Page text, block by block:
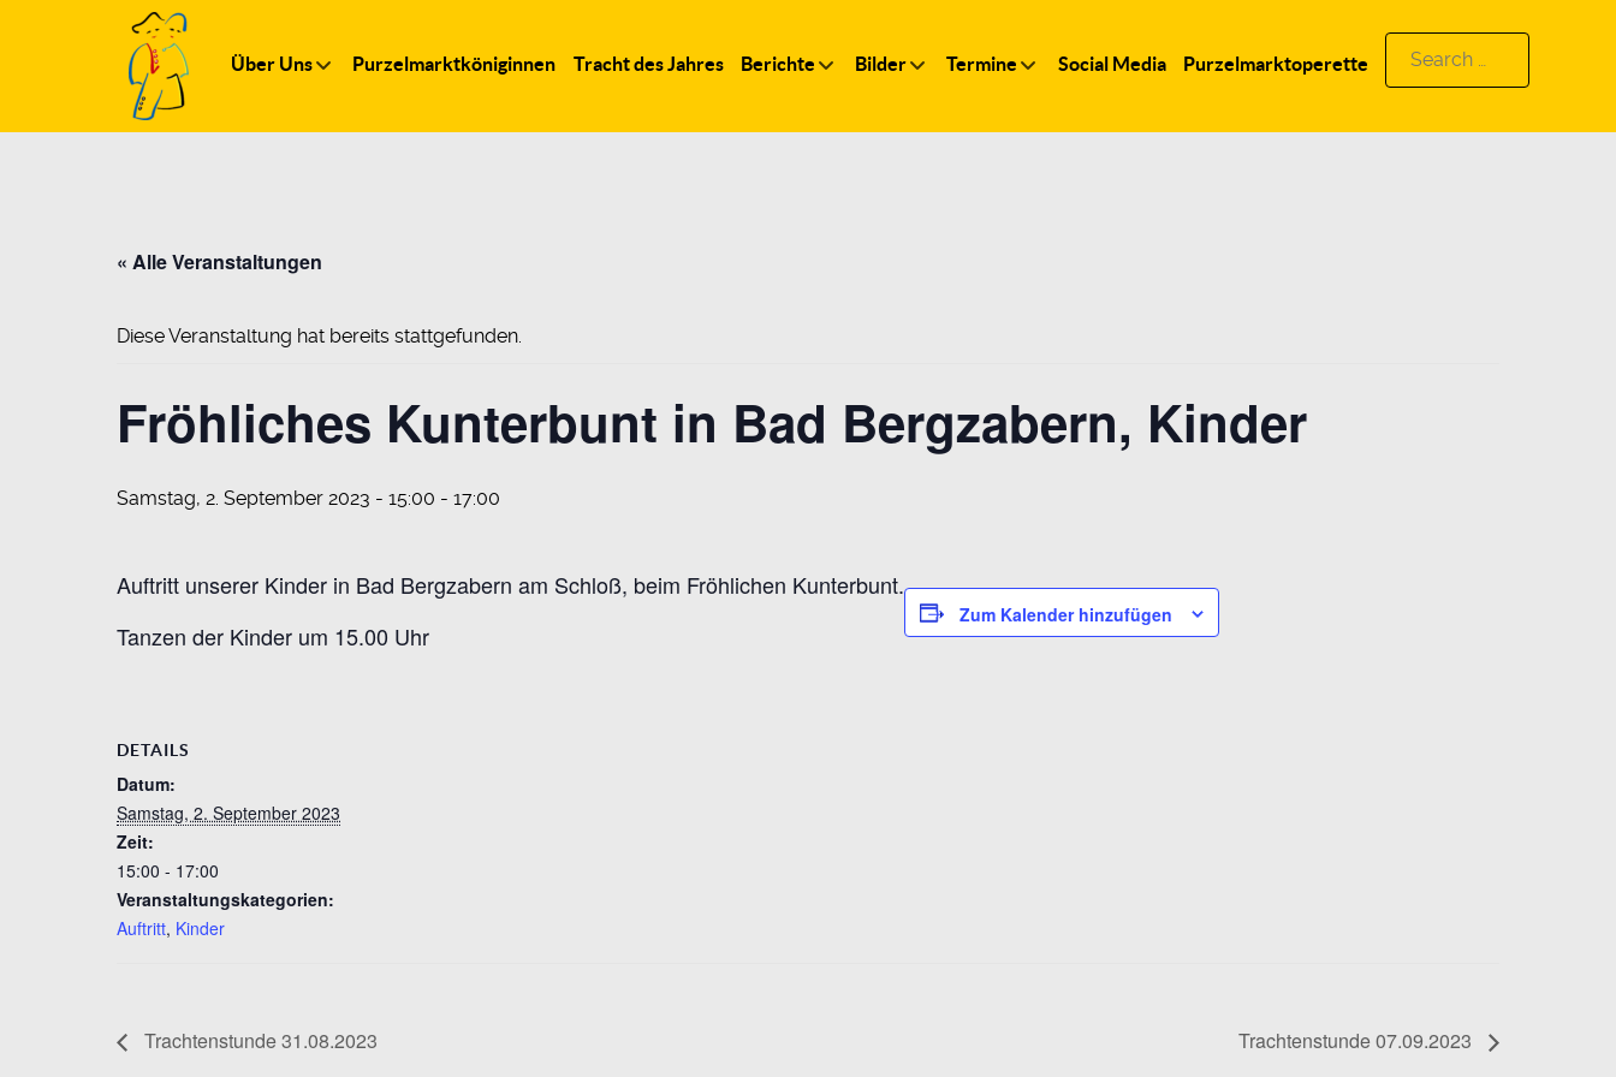
Über Uns Purzelmarktköniginnen Tracht des Jahres Berichte Bilder Termine Social Media Purzelmarktoperette
Search
for:
« Alle Veranstaltungen
Diese Veranstaltung hat bereits stattgefunden.
Fröhliches Kunterbunt in Bad Bergzabern, Kinder
Samstag, 2. September 2023 - 15:00 - 17:00
Auftritt unserer Kinder in Bad Bergzabern am Schloß, beim Fröhlichen Kunterbunt.
Tanzen der Kinder um 15.00 Uhr
Zum Kalender hinzufügen
DETAILS
Datum:
Samstag, 2. September 2023
Zeit:
15:00 - 17:00
Veranstaltungskategorien:
Auftritt, Kinder
Trachtenstunde 31.08.2023 Trachtenstunde 07.09.2023